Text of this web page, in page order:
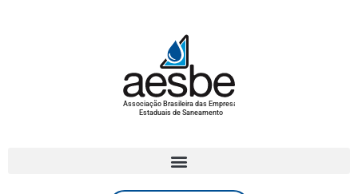
Associação Brasileira das Empresas
Estaduais de Saneamento